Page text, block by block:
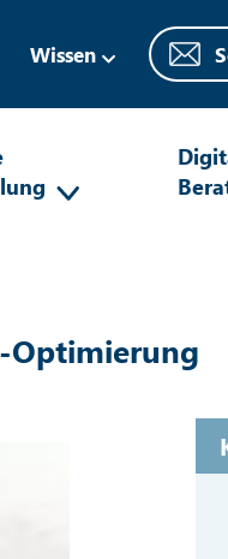
Wissen
Optimierung